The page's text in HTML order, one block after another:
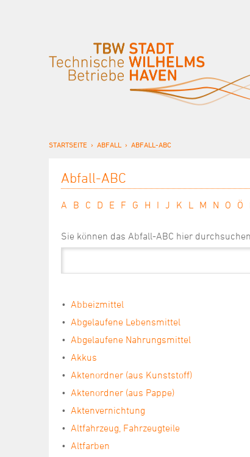
STARTSEITE ABFALL ABFALL-ABC
Abfall-ABC
A B C D E F G H I J K L M N O Ö
Sie können das Abfall-ABC hier
Abbeizmittel
Abgelaufene Lebensmittel
Abgelaufene Nahrungsmittel
Akkus
Aktenordner (aus Kunststoff)
Aktenordner (aus Pappe)
Aktenvernichtung
Altfahrzeug, Fahrzeugteile
Altfarben